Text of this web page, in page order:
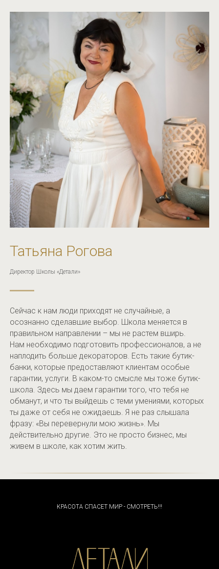
Татьяна Рогова
Директор Школы «Детали»
Сейчас к нам люди приходят не случайные, а
осознанно сделавшие выбор. Школа меняется в
правильном направлении – мы не растем вширь.
Нам необходимо подготовить профессионалов, а не
наплодить больше декораторов. Есть такие бутик-
банки, которые предоставляют клиентам особые
гарантии, услуги. В каком-то смысле мы тоже бутик-
школа. Здесь мы даем гарантии того, что тебя не
обманут, и что ты выйдешь с теми умениями, которых
ты даже от себя не ожидаешь. Я не раз слышала
фразу: «Вы перевернули мою жизнь». Мы
действительно другие. Это не просто бизнес, мы
живем в школе, как хотим жить.
КРАСОТА СПАСЕТ МИР - СМОТРЕТЬ!!!